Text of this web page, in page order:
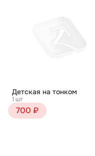
Детская на тонком
1 шт
700 ₽